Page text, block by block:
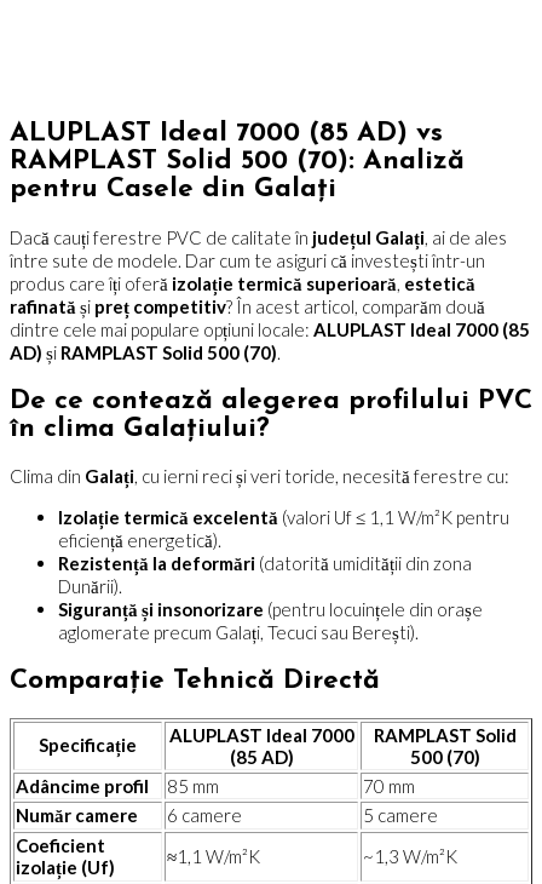
ALUPLAST Ideal 7000 (85 AD) vs
RAMPLAST Solid 500 (70): Analiză
pentru Casele din Galați
Dacă cauți ferestre PVC de calitate în județul Galați, ai de ales
între sute de modele. Dar cum te asiguri că investești într-un
produs care îți oferă izolație termică superioară, estetică
rafinată și preț competitiv? În acest articol, comparăm două
dintre cele mai populare opțiuni locale: ALUPLAST Ideal 7000 (85
AD) și RAMPLAST Solid 500 (70).
De ce contează alegerea profilului PVC
în clima Galațiului?
Clima din Galați, cu ierni reci și veri toride, necesită ferestre cu:
Izolație termică excelentă (valori Uf ≤ 1,1 W/m²K pentru
eficiență energetică).
Rezistență la deformări (datorită umidității din zona
Dunării).
Siguranță și insonorizare (pentru locuințele din orașe
aglomerate precum Galați, Tecuci sau Berești).
Comparație Tehnică Directă
Specificație
ALUPLAST Ideal 7000
(85 AD)
RAMPLAST Solid
500 (70)
Adâncime profil
85 mm
70 mm
Număr camere
6 camere
5 camere
Coeficient
izolație (Uf)
≈1,1 W/m²K
~1,3 W/m²K